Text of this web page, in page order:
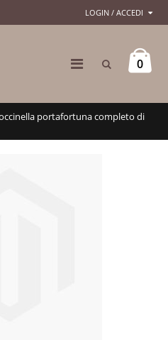
LOGIN / ACCEDI
0
portafortuna completo di